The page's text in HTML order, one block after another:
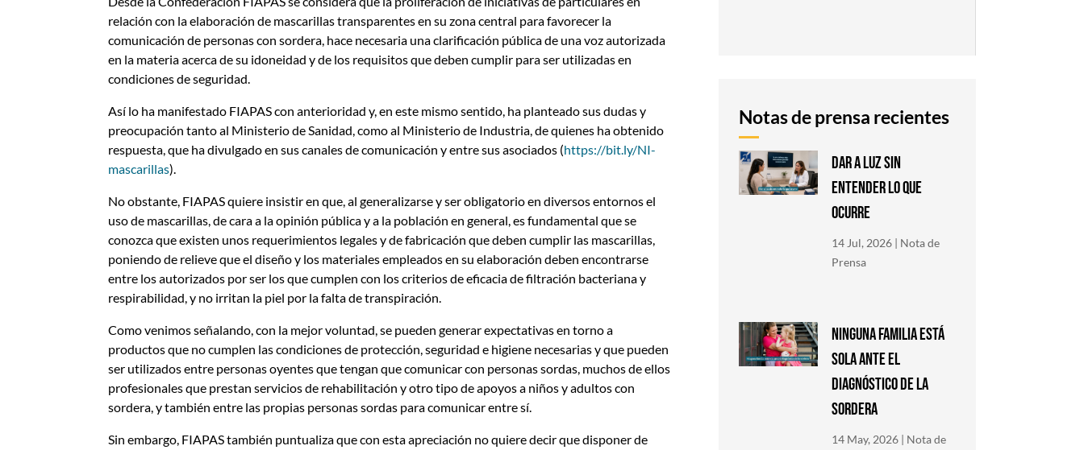
relación con la elaboración de mascarillas transparentes en su zona central para favorecer la
comunicación de personas con sordera, hace necesaria una clarificación pública de una voz autorizada
en la materia acerca de su idoneidad y de los requisitos que deben cumplir para ser utilizadas en
condiciones de seguridad.
Así lo ha manifestado FIAPAS con anterioridad y, en este mismo sentido, ha planteado sus dudas y
preocupación tanto al Ministerio de Sanidad, como al Ministerio de Industria, de quienes ha obtenido
respuesta, que ha divulgado en sus canales de comunicación y entre sus asociados (https://bit.ly/NI-
mascarillas).
No obstante, FIAPAS quiere insistir en que, al generalizarse y ser obligatorio en diversos entornos el
uso de mascarillas, de cara a la opinión pública y a la población en general, es fundamental que se
conozca que existen unos requerimientos legales y de fabricación que deben cumplir las mascarillas,
poniendo de relieve que el diseño y los materiales empleados en su elaboración deben encontrarse
entre los autorizados por ser los que cumplen con los criterios de eficacia de filtración bacteriana y
respirabilidad, y no irritan la piel por la falta de transpiración.
Como venimos señalando, con la mejor voluntad, se pueden generar expectativas en torno a
productos que no cumplen las condiciones de protección, seguridad e higiene necesarias y que pueden
ser utilizados entre personas oyentes que tengan que comunicar con personas sordas, muchos de ellos
profesionales que prestan servicios de rehabilitación y otro tipo de apoyos a niños y adultos con
sordera, y también entre las propias personas sordas para comunicar entre sí.
Sin embargo, FIAPAS también puntualiza que con esta apreciación no quiere decir que disponer de
DAR A LUZ SIN
ENTENDER LO QUE
OCURRE
14 Jul, 2026 | Nota de
Prensa
NINGUNA FAMILIA ESTÁ
SOLA ANTE EL
DIAGNÓSTICO DE LA
SORDERA
14 May, 2026 | Nota de
Notas de prensa recientes